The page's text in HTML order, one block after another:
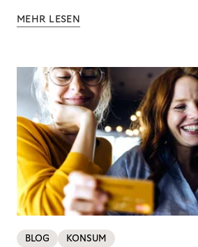
MEHR LESEN
BLOG KONSUM